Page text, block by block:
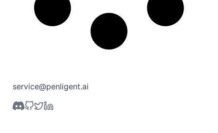
service@penligent.ai